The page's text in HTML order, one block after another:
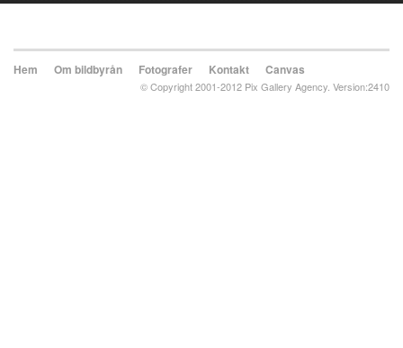
Hem Om bildbyrån Fotografer Kontakt Canvas
© Copyright 2001-2012 Pix Gallery Agency. Version:2410